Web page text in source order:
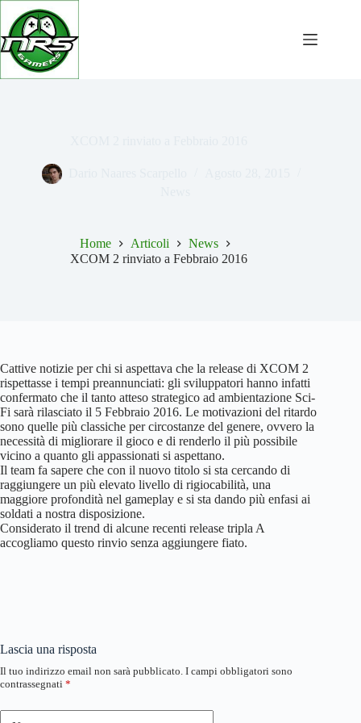
Salta
contenuto
Home Articoli
News
XCOM 2 rinviato a Febbraio 2016
Cattive notizie per chi si aspettava che la release di XCOM 2
rispettasse i tempi preannunciati: gli sviluppatori hanno infatti
confermato che il tanto atteso strategico ad ambientazione Sci-
Fi sarà rilasciato il 5 Febbraio 2016. Le motivazioni del ritardo
sono quelle più classiche per circostanze del genere, ovvero la
necessità di migliorare il gioco e di renderlo il più possibile
vicino a quanto gli appassionati si aspettano.
Il team fa sapere che con il nuovo titolo si sta cercando di
raggiungere un più elevato livello di rigiocabilità, una
maggiore profondità nel gameplay e si sta dando più enfasi ai
soldati a nostra disposizione.
Considerato il trend di alcune recenti release tripla A
accogliamo questo rinvio senza aggiungere fiato.
Lascia una risposta
Il tuo indirizzo email non sarà pubblicato. I campi obbligatori sono
contrassegnati *